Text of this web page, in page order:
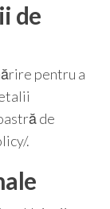
de
pentru a
de
.